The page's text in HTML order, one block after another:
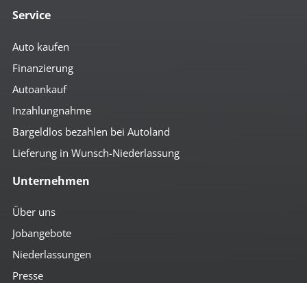
Service
Auto kaufen
Finanzierung
Autoankauf
Inzahlungnahme
Bargeldlos bezahlen bei Autoland
Lieferung in Wunsch-Niederlassung
Unternehmen
Über uns
Jobangebote
Niederlassungen
Presse